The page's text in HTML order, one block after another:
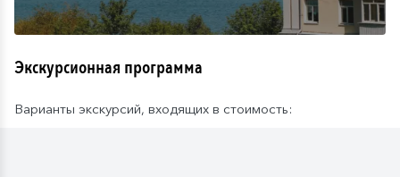
Экскурсионная программа
Варианты экскурсий, входящих в стоимость: